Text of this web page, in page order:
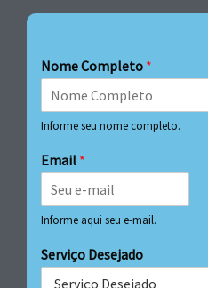
Nome Completo *
Informe seu nome completo.
Email *
Informe aqui seu e-mail.
Serviço Desejado